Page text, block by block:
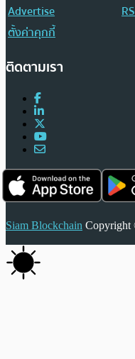
Advertise
ตั้งค่าคุกกี้
ติดตามเรา
Siam Blockchain Copyright